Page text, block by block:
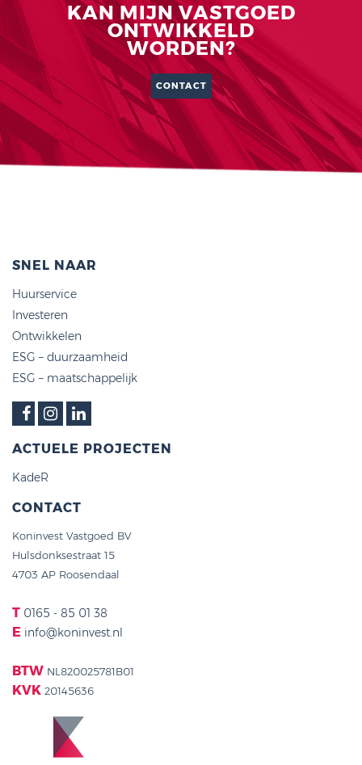
KAN MIJN VASTGOED
ONTWIKKELD
WORDEN?
CONTACT
SNEL NAAR
Huurservice
Investeren
Ontwikkelen
ESG – duurzaamheid
ESG – maatschappelijk
ACTUELE PROJECTEN
KadeR
CONTACT
Koninvest Vastgoed BV
Hulsdonksestraat 15
4703 AP Roosendaal
T 0165 - 85 01 38
E info@koninvest.nl
BTW NL820025781B01
KVK 20145636